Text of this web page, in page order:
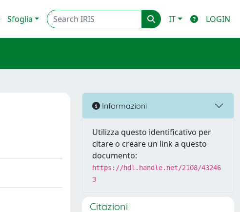
Sfoglia IT LOGIN
Informazioni
Utilizza questo identificativo per
citare o creare un link a questo
documento:
https://hdl.handle.net/2108/43246
3
Citazioni